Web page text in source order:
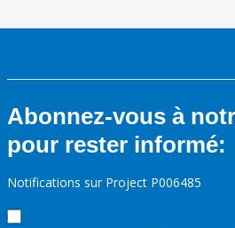
Abonnez-vous à
pour rester informé:
Notifications sur Project P006485